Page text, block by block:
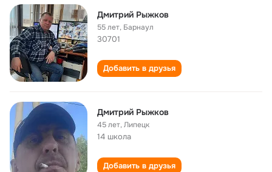
Дмитрий Рыжков
55 лет, Барнаул
30701
Добавить в друзья
Дмитрий Рыжков
45 лет,Липецк
14 школа
Добавить в друзья